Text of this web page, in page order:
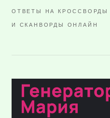
ОТВЕТЫ НА КРОССВОРДЫ
И СКАНВОРДЫ ОНЛАЙН